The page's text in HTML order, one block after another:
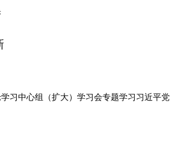
习中心组（扩大）学习会专题学习习近平党